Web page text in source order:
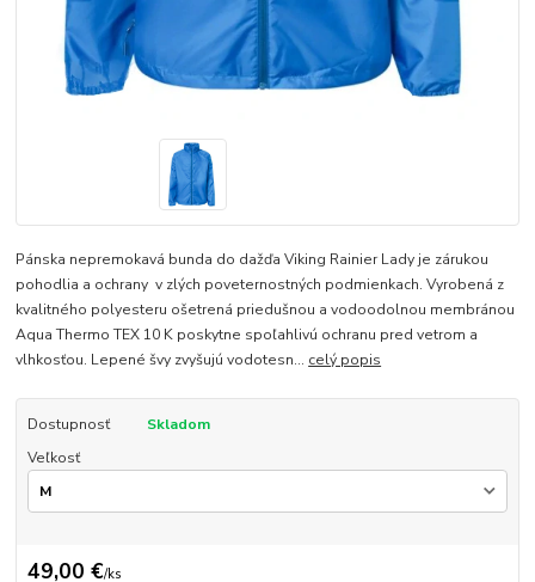
Pánska nepremokavá bunda do dažďa Viking Rainier Lady je zárukou
pohodlia a ochrany v zlých poveternostných podmienkach. Vyrobená z
kvalitného polyesteru ošetrená priedušnou a vodoodolnou membránou
Aqua Thermo TEX 10 K poskytne spoľahlivú ochranu pred vetrom a
vlhkosťou. Lepené švy zvyšujú vodotesn... celý popis
Dostupnosť
Skladom
Veľkosť
49,00 €/ks